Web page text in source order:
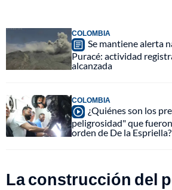
COLOMBIA
Se mantiene alerta
Puracé: actividad
alcanzada
COLOMBIA
¿Quiénes son los
peligrosidad" que
orden de De la Espriella?
La construcción del